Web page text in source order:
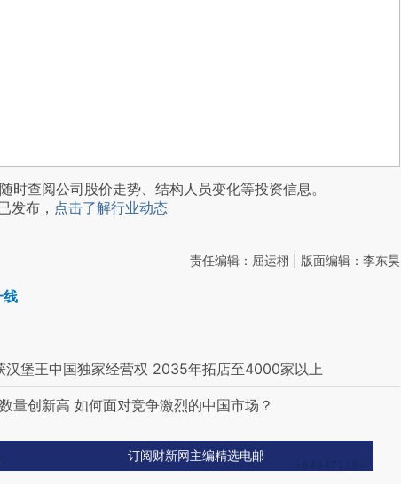
随时查阅公司股价走势、结构人员变化等投资信息。
布， 点击了解行业动态
责任编辑：屈运栩 | 版面编辑：李东昊
线
汉堡王中国独家经营权 2035年拓店至4000家以上
量创新高 如何面对竞争激烈的中国市场？
订阅财新网主编精选电邮